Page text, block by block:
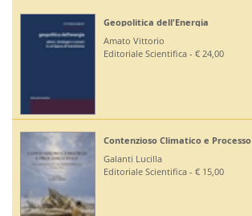
Geopolitica dell'Energia
Amato Vittorio
Editoriale Scientifica - € 24,00
Contenzioso Climatico e Processo Civile
Galanti Lucilla
Editoriale Scientifica - € 15,00